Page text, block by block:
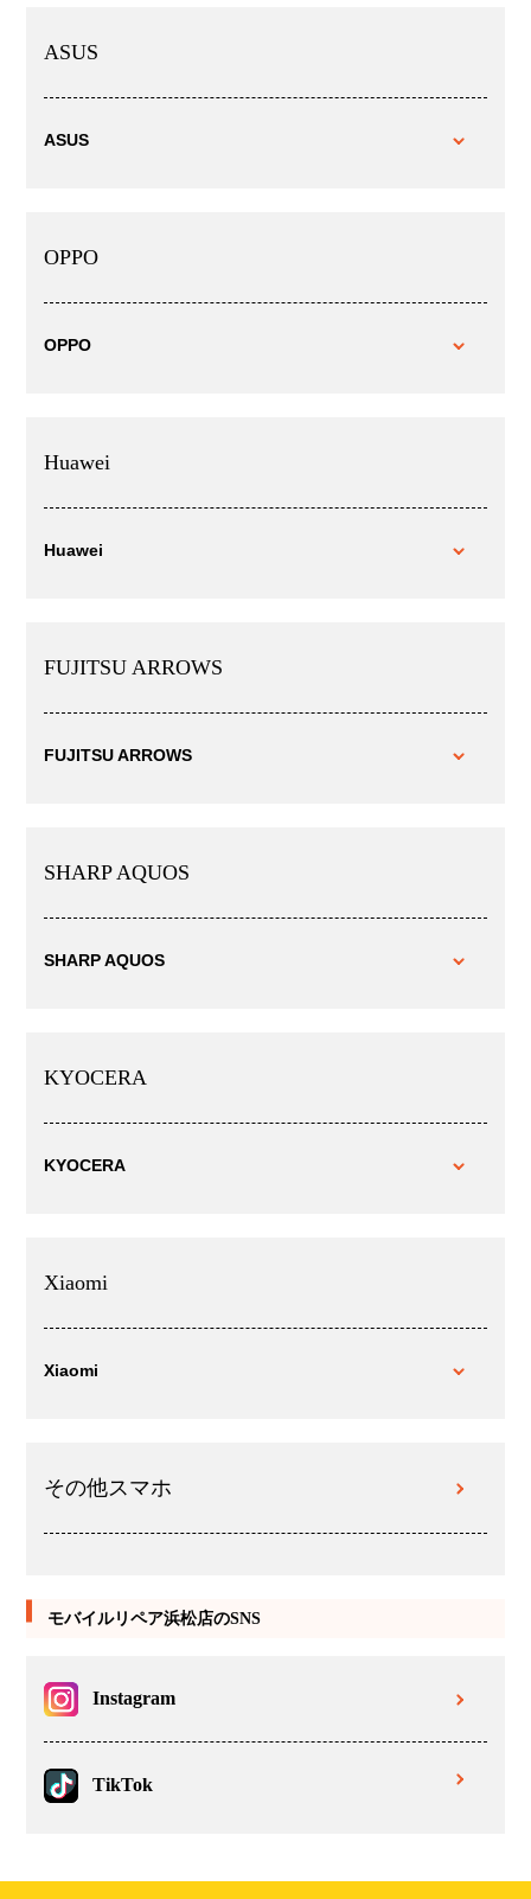
ASUS
ASUS
OPPO
OPPO
Huawei
Huawei
FUJITSU ARROWS
FUJITSU ARROWS
SHARP AQUOS
SHARP AQUOS
KYOCERA
KYOCERA
Xiaomi
Xiaomi
その他スマホ
モバイルリペア浜松店のSNS
Instagram
TikTok